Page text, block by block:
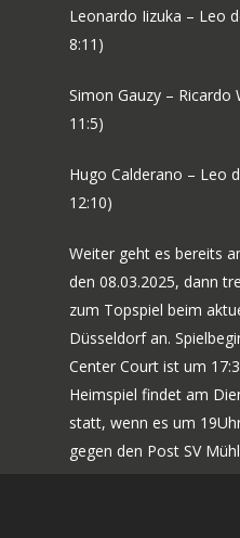
Leonardo Iizuka – Leo
8:11)
Simon Gauzy – Ricardo
11:5)
Hugo Calderano – Leo
12:10)
Weiter geht es bereits
den 08.03.2025, dann
zum Topspiel beim
Düsseldorf an.
Center Court ist um
Heimspiel findet am
statt, wenn es um
gegen den Post SV